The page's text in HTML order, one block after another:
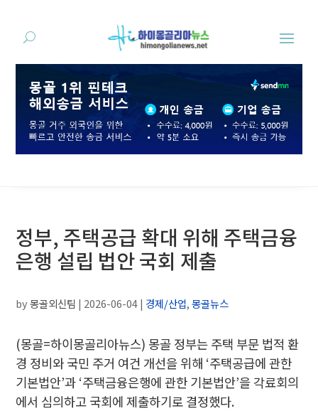
정부, 주택공급 확대 위해 주택금융
은행 설립 법안 국회 제출
by몽골외신팀 | 2026-06-04| 경제/산업,몽골뉴스
(몽골=하이몽골리아뉴스) 몽골 정부는 주택 부문 법적 환
경 정비와 국민 주거 여건 개선을 위해 ‘주택공급에 관한
기본법안’과 ‘주택금융은행에 관한 기본법안’을 각료회의
에서 심의하고 국회에 제출하기로 결정했다.